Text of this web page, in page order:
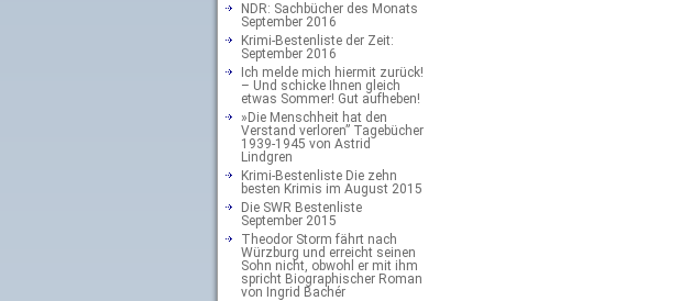
NDR: Sachbücher des Monats
September 2016
Krimi-Bestenliste der Zeit:
September 2016
Ich melde mich hiermit zurück!
– Und schicke Ihnen gleich
etwas Sommer! Gut aufheben!
»Die Menschheit hat den
Verstand verloren” Tagebücher
1939-1945 von Astrid
Lindgren
Krimi-Bestenliste Die zehn
besten Krimis im August 2015
Die SWR Bestenliste
September 2015
Theodor Storm fährt nach
Würzburg und erreicht seinen
Sohn nicht, obwohl er mit ihm
spricht Biographischer Roman
von Ingrid Bachér